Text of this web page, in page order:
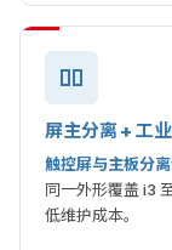
屏主分离 + 工
触控屏与主板分
同一外形覆盖 i3
低维护成本。